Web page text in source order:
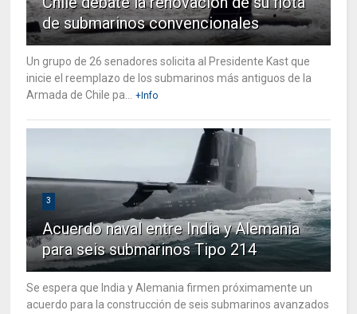
de submarinos convencionales
Un grupo de 26 senadores solicita al Presidente Kast que
inicie el reemplazo de los submarinos más antiguos de la
Armada de Chile pa...
+Info
3
Acuerdo naval entre India y Alemania
para seis submarinos Tipo 214
Se espera que India y Alemania firmen próximamente un
acuerdo para la construcción de seis submarinos avanzados